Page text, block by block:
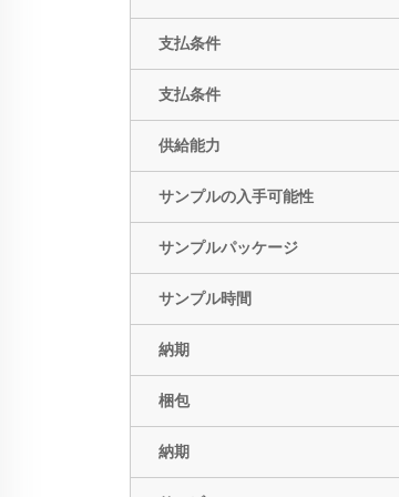
支払条件
支払条件
供給能力
サンプルの入手可能性
サンプルパッケージ
サンプル時間
納期
梱包
納期